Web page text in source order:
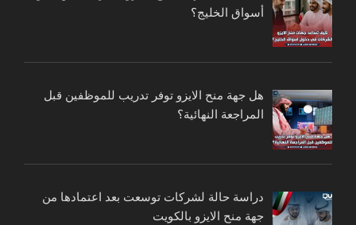
أسواق الخليج؟
هل جهة منح الايزو توفر تدريب للموظفين قبل
المراجعة النهائية؟
دراسة حالة لشركات توسعت بعد اعتمادها من
جهة منح الايزو بالكويت